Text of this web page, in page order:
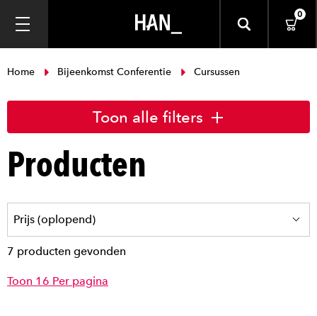
0
Home Bijeenkomst Conferentie Cursussen
Toon alle filters
Producten
7 producten gevonden
Toon 16 Per pagina